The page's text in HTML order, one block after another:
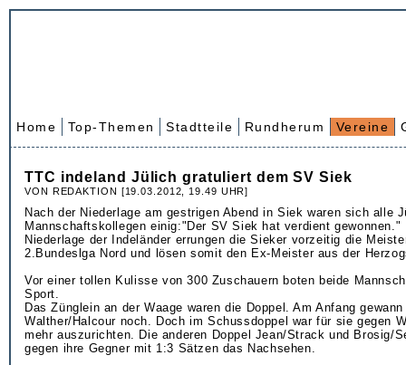
Home Top-Themen Stadtteile Rundherum Vereine
TTC indeland Jülich gratuliert dem SV Siek
VON REDAKTION [19.03.2012, 19.49 UHR]
Nach der Niederlage am gestrigen Abend in Siek waren sich alle
Mannschaftskollegen einig:"Der SV Siek hat verdient gewonnen."
Niederlage der Indeländer errungen die Sieker vorzeitig die
2.Bundeslga Nord und lösen somit den Ex-Meister aus der
Vor einer tollen Kulisse von 300 Zuschauern boten beide
Sport.
Das Zünglein an der Waage waren die Doppel. Am Anfang
Walther/Halcour noch. Doch im Schussdoppel war für sie gegen
mehr auszurichten. Die anderen Doppel Jean/Strack und Brosig/
gegen ihre Gegner mit 1:3 Sätzen das Nachsehen.